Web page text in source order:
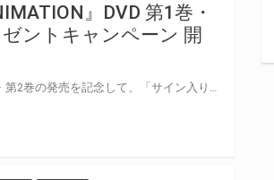
』DVD 第1巻・
ントキャンペーン 開